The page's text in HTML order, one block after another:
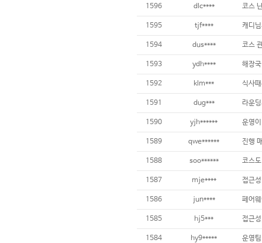
1596 dlc****
1595 tjf**** 캐디
1594 dus**** 코스
1593 ydh**** 해장
1592 klm***
1591 dug***
1590 yjh******
1589 qwe******
1588 soo******
1587 mje**** 접근
1586 jun****
1585 hj5***
1584 hy9***** 운영